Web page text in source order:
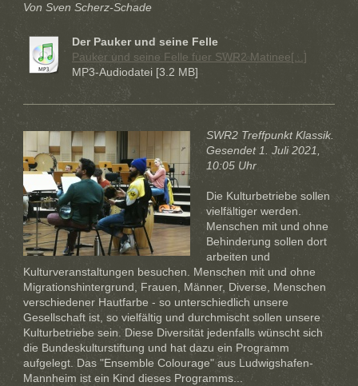
Von Sven Scherz-Schade
Der Pauker und seine Felle
Pauker und seine Felle fuer SWR2 Matinee[...]
MP3-Audiodatei [3.2 MB]
SWR2 Treffpunkt Klassik.
Gesendet 1. Juli 2021,
10:05 Uhr
Die Kulturbetriebe sollen
vielfältiger werden.
Menschen mit und ohne
Behinderung sollen dort
arbeiten und
Kulturveranstaltungen besuchen. Menschen mit und ohne
Migrationshintergrund, Frauen, Männer, Diverse, Menschen
verschiedener Hautfarbe - so unterschiedlich unsere
Gesellschaft ist, so vielfältig und durchmischt sollen unsere
Kulturbetriebe sein. Diese Diversität jedenfalls wünscht sich
die Bundeskulturstiftung und hat dazu ein Programm
aufgelegt. Das "Ensemble Colourage" aus Ludwigshafen-
Mannheim ist ein Kind dieses Programms...